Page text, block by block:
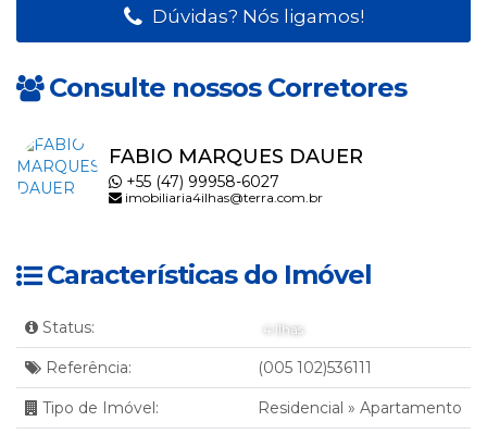
Localização 40 metros da Praia.
RESIDENCIAL COM POÇO E CISTERNA.
Dúvidas? Nós ligamos!
Consulte nossos Corretores
FABIO MARQUES DAUER
+55 (47) 99958-6027
imobiliaria4ilhas@terra.com.br
Características do Imóvel
Status: 4 Ilhas
Referência: (005 102)536111
Tipo de Imóvel: Residencial » Apartamento